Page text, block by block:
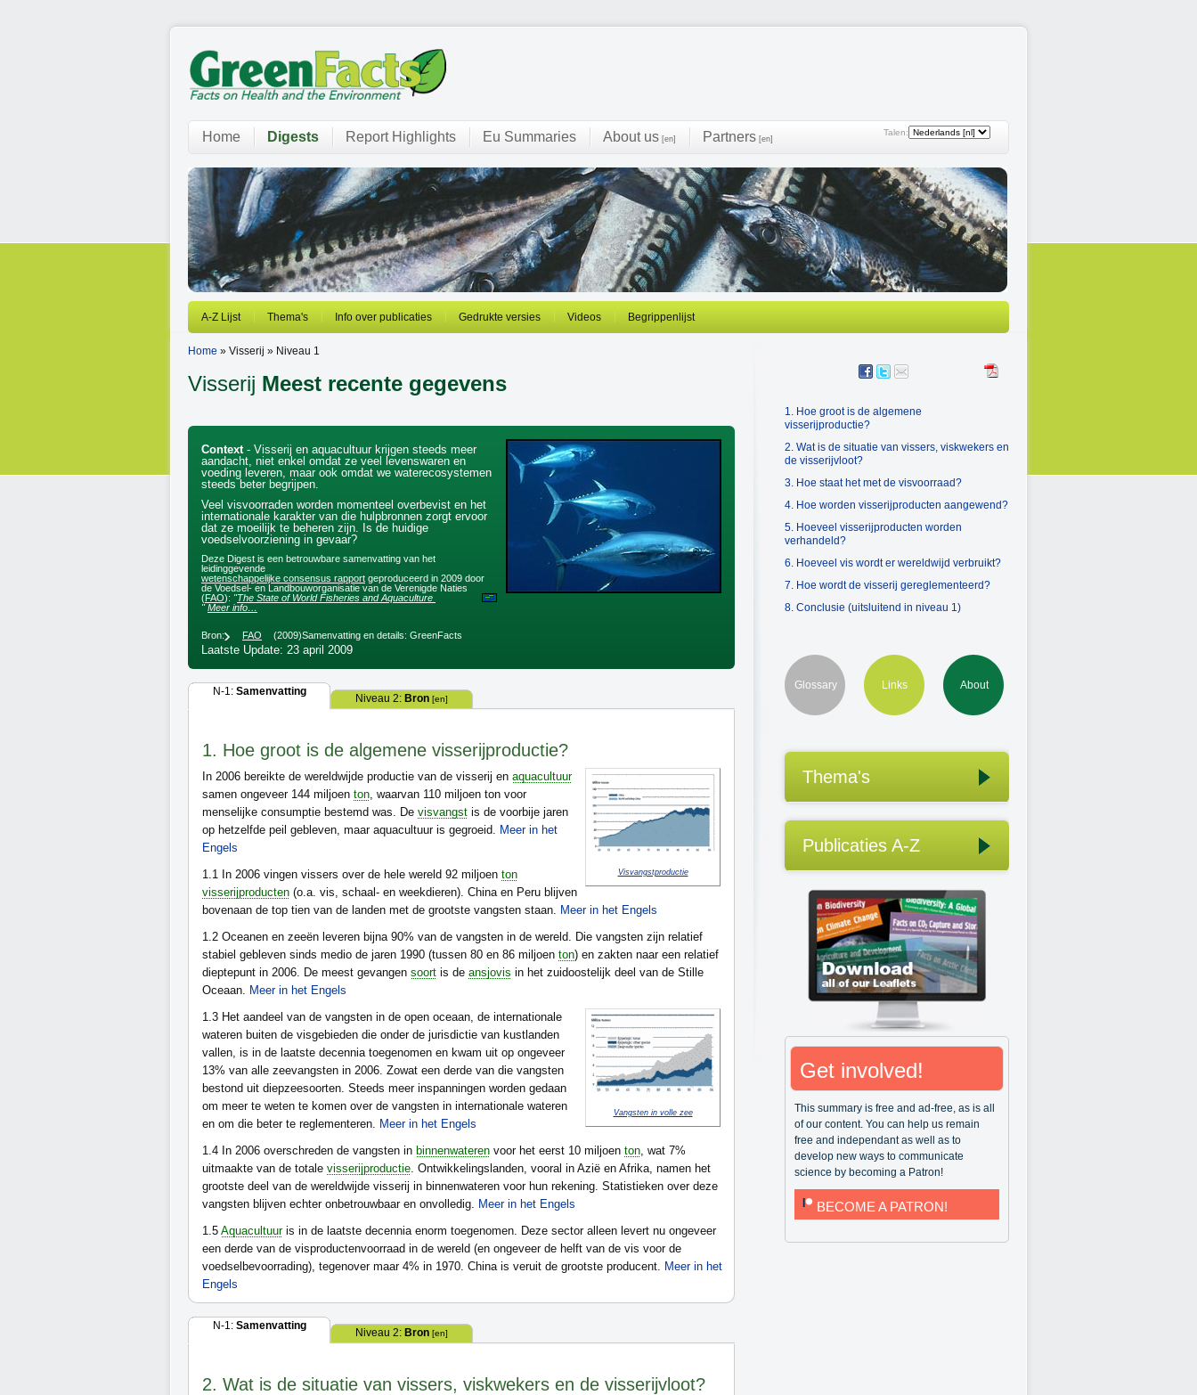
Talen:
Home Digests Report Highlights Eu Summaries About us [en] Partners [en]
A-Z Lijst Thema's Info over publicaties Gedrukte versies Videos Begrippenlijst
Home » Visserij » Niveau 1
Visserij Meest recente gegevens
Context- Visserij en aquacultuur krijgen steeds meer
aandacht, niet enkel omdat ze veel levenswaren en
voeding leveren, maar ook omdat we waterecosystemen
steeds beter begrijpen.
Veel visvoorraden worden momenteel overbevist en het
internationale karakter van die hulpbronnen zorgt ervoor
dat ze moeilijk te beheren zijn. Is de huidige
voedselvoorziening in gevaar?
Deze Digest is een betrouwbare samenvatting van het
leidinggevende
wetenschappelijke consensus rapport geproduceerd in 2009 door
de Voedsel- en Landbouworganisatie van de Verenigde Naties
(FAO): "The State of World Fisheries and Aquaculture 2008
" Meer info…
Bron: FAO (2009)Samenvatting en details: GreenFacts
Laatste Update: 23 april 2009
N-1: Samenvatting
Niveau 2: Bron [en]
1. Hoe groot is de algemene visserijproductie?
Visvangstproductie
In 2006 bereikte de wereldwijde productie van de visserij en aquacultuur
samen ongeveer 144 miljoen ton, waarvan 110 miljoen ton voor
menselijke consumptie bestemd was. De visvangst is de voorbije jaren
op hetzelfde peil gebleven, maar aquacultuur is gegroeid. Meer in het
Engels
1.1 In 2006 vingen vissers over de hele wereld 92 miljoen ton
visserijproducten (o.a. vis, schaal- en weekdieren). China en Peru blijven
bovenaan de top tien van de landen met de grootste vangsten staan. Meer in het Engels
1.2 Oceanen en zeeën leveren bijna 90% van de vangsten in de wereld. Die vangsten zijn relatief
stabiel gebleven sinds medio de jaren 1990 (tussen 80 en 86 miljoen ton) en zakten naar een relatief
dieptepunt in 2006. De meest gevangen soort is de ansjovis in het zuidoostelijk deel van de Stille
Oceaan. Meer in het Engels
Vangsten in volle zee
1.3 Het aandeel van de vangsten in de open oceaan, de internationale
wateren buiten de visgebieden die onder de jurisdictie van kustlanden
vallen, is in de laatste decennia toegenomen en kwam uit op ongeveer
13% van alle zeevangsten in 2006. Zowat een derde van die vangsten
bestond uit diepzeesoorten. Steeds meer inspanningen worden gedaan
om meer te weten te komen over de vangsten in internationale wateren
en om die beter te reglementeren. Meer in het Engels
1.4 In 2006 overschreden de vangsten in binnenwateren voor het eerst 10 miljoen ton, wat 7%
uitmaakte van de totale visserijproductie. Ontwikkelingslanden, vooral in Azië en Afrika, namen het
grootste deel van de wereldwijde visserij in binnenwateren voor hun rekening. Statistieken over deze
vangsten blijven echter onbetrouwbaar en onvolledig. Meer in het Engels
1.5 Aquacultuuris in de laatste decennia enorm toegenomen. Deze sector alleen levert nu ongeveer
een derde van de visproductenvoorraad in de wereld (en ongeveer de helft van de vis voor de
voedselbevoorrading), tegenover maar 4% in 1970. China is veruit de grootste producent. Meer in het
Engels
N-1: Samenvatting
Niveau 2: Bron [en]
2. Wat is de situatie van vissers, viskwekers en de visserijvloot?
1. Hoe groot is de algemene
visserijproductie?
2. Wat is de situatie van vissers, viskwekers en
de visserijvloot?
3. Hoe staat het met de visvoorraad?
4. Hoe worden visserijproducten aangewend?
5. Hoeveel visserijproducten worden
verhandeld?
6. Hoeveel vis wordt er wereldwijd verbruikt?
7. Hoe wordt de visserij gereglementeerd?
8. Conclusie (uitsluitend in niveau 1)
Glossary Links About
Thema's
Publicaties A-Z
Get involved!
This summary is free and ad-free, as is all
of our content. You can help us remain
free and independant as well as to
develop new ways to communicate
science by becoming a Patron!
BECOME A PATRON!